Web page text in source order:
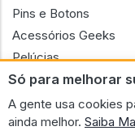
Só para melhorar
A gente usa cookies
ainda melhor. Saiba
Pins e Botons
Acessórios Geeks
Pelúcias
Bonecas